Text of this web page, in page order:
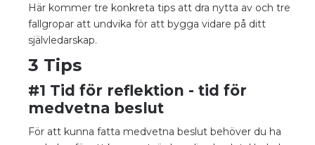
Här kommer tre konkreta tips att dra nytta av och tre
fallgropar att undvika för att bygga vidare på ditt
självledarskap.
3 Tips
#1 Tid för reflektion - tid för
medvetna beslut
För att kunna fatta medvetna beslut behöver du ha